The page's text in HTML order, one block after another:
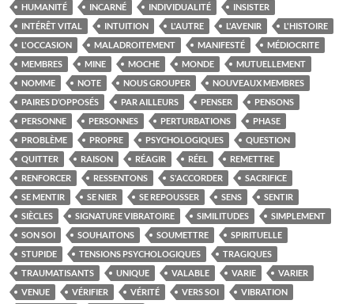
HUMANITÉ
INCARNÉ INDIVIDUALITÉ
INSISTER
INTÉRÊT VITAL
INTUITION L'AUTRE L'AVENIR
L'HISTOIRE
L'OCCASION
MALADROITEMENT MANIFESTÉ
MÉDIOCRITE
MEMBRES
MINE MOCHE MONDE
MUTUELLEMENT
NOMME
NOTE NOUS GROUPER
NOUVEAUX MEMBRES
PAIRES D’OPPOSÉS
PAR AILLEURS PENSER
PENSONS
PERSONNE
PERSONNES PERTURBATIONS
PHASE
PROBLÈME
PROPRE PSYCHOLOGIQUES
QUESTION
QUITTER
RAISON RÉAGIR RÉEL
REMETTRE
RENFORCER
RESSENTONS S'ACCORDER
SACRIFICE
SE MENTIR
SE NIER SE REPOUSSER SENS
SENTIR
SIÈCLES
SIGNATURE VIBRATOIRE SIMILITUDES
SIMPLEMENT
SON SOI
SOUHAITONS SOUMETTRE
SPIRITUELLE
STUPIDE
TENSIONS PSYCHOLOGIQUES
TRAGIQUES
TRAUMATISANTS
UNIQUE VALABLE VARIE
VARIER
VENUE
VÉRIFIER VÉRITÉ VERS SOI
VIBRATION